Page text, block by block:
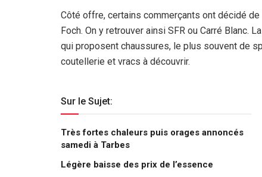
Côté offre, certains commerçants ont décidé
Foch. On y retrouver ainsi SFR ou Carré Blanc.
qui proposent chaussures, le plus souvent de
coutellerie et vracs à découvrir.
Sur le Sujet:
Très fortes chaleurs puis orages annoncés
samedi à Tarbes
Légère baisse des prix de l’essence